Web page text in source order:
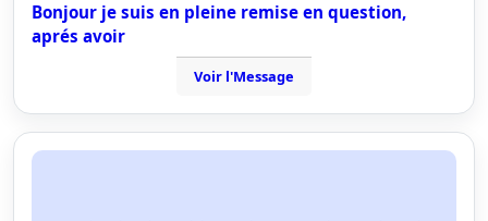
Bonjour je suis en pleine remise en question,
aprés avoir
Voir l'Message